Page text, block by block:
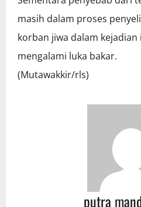
masih dalam proses
korban jiwa dalam
mengalami luka bakar.
(Mutawakkir/rls)
putra